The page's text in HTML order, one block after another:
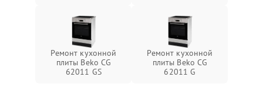
Ремонт кухонной
плиты Beko CG
62011 GS
Ремонт кухонной
плиты Beko CG
62011 G